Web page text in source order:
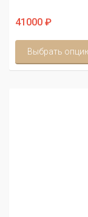
41000 ₽
Выбрать